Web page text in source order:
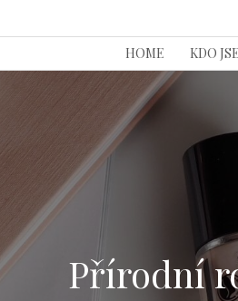
HOME KDO
Přírodní